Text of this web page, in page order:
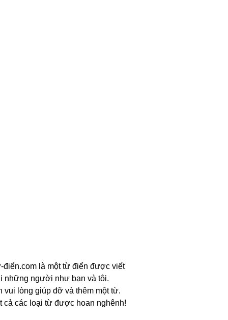
điển.com là một từ điển được viết
những người như bạn và tôi.
vui lòng giúp đỡ và thêm một từ.
cả các loại từ được hoan nghênh!